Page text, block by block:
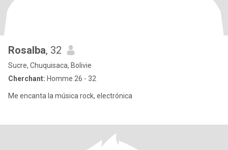
Rosalba, 32
Sucre, Chuquisaca, Bolivie
Cherchant: Homme 26 - 32
Me encanta la música rock, electrónica